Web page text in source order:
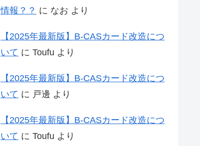
情報？？ に なお より
【2025年最新版】B-CASカード改造につ
いて に Toufu より
【2025年最新版】B-CASカード改造につ
いて に 戸邊 より
【2025年最新版】B-CASカード改造につ
いて に Toufu より